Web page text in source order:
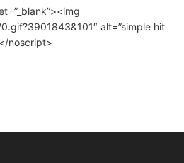
alt=”simple hit
noscript>